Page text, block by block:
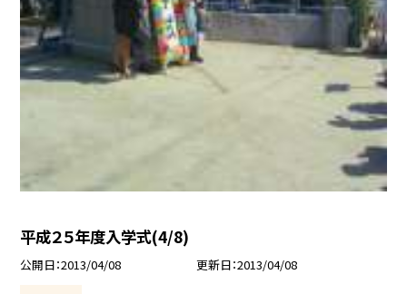
平成２５年度入学式(4/8)
公開日 2013/04/08 更新日 2013/04/08